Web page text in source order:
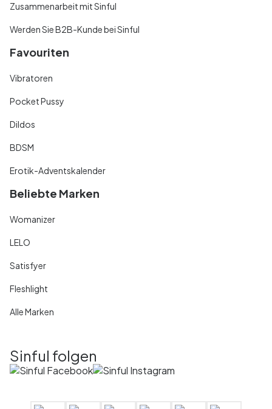
Zusammenarbeit mit Sinful
Werden Sie B2B-Kunde bei Sinful
Favouriten
Vibratoren
Pocket Pussy
Dildos
BDSM
Erotik-Adventskalender
Beliebte Marken
Womanizer
LELO
Satisfyer
Fleshlight
Alle Marken
Sinful folgen